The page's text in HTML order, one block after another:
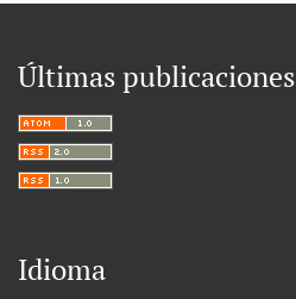
Últimas publicaciones
Idioma